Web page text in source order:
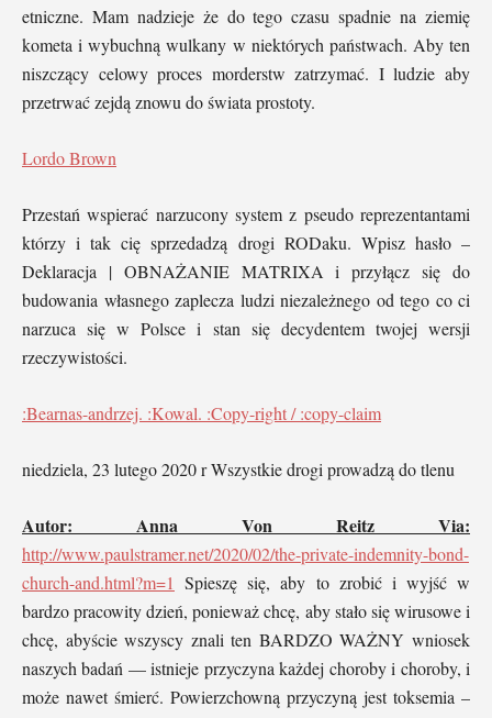
etniczne. Mam nadzieje że do tego czasu spadnie na ziemię
kometa i wybuchną wulkany w niektórych państwach. Aby ten
niszczący celowy proces morderstw zatrzymać. I ludzie aby
przetrwać zejdą znowu do świata prostoty.
Lordo Brown
Przestań wspierać narzucony system z pseudo reprezentantami
którzy i tak cię sprzedadzą drogi RODaku. Wpisz hasło –
Deklaracja | OBNAŻANIE MATRIXA i przyłącz się do
budowania własnego zaplecza ludzi niezależnego od tego co ci
narzuca się w Polsce i stan się decydentem twojej wersji
rzeczywistości.
:Bearnas-andrzej. :Kowal. :Copy-right / :copy-claim
niedziela, 23 lutego 2020 r Wszystkie drogi prowadzą do tlenu
Autor: Anna Von Reitz Via:
http://www.paulstramer.net/2020/02/the-private-indemnity-bond-
church-and.html?m=1 Spieszę się, aby to zrobić i wyjść w
bardzo pracowity dzień, ponieważ chcę, aby stało się wirusowe i
chcę, abyście wszyscy znali ten BARDZO WAŻNY wniosek
naszych badań — istnieje przyczyna każdej choroby i choroby, i
może nawet śmierć. Powierzchowną przyczyną jest toksemia –